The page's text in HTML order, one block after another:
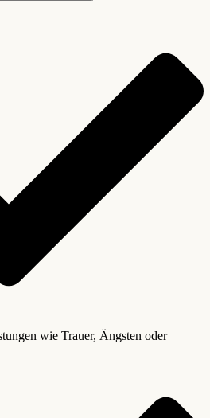
wie Trauer, Ängsten oder